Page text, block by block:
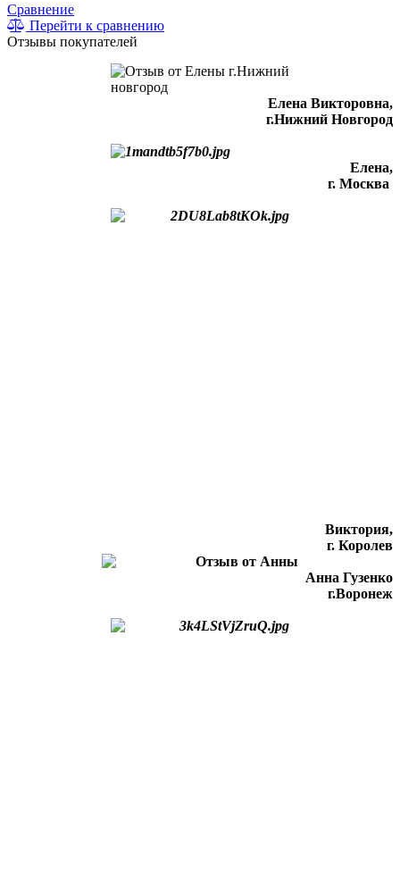
Сравнение
Перейти к сравнению
Отзывы покупателей
Елена Викторовна,
г.Нижний Новгород
Елена,
г. Москва
Виктория,
г. Королев
Анна Гузенко
г.Воронеж